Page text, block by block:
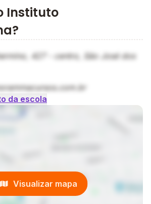
compromisso com a excelência
firme, e esperamos continuar
conhecimento e inspiração para
Venha fazer parte!
Instituto
427 - centro, São José dos
da escola
Visualizar mapa